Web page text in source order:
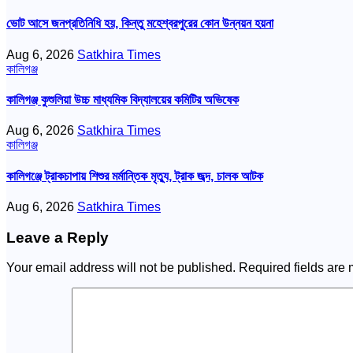
ভোট আসে জনপ্রতিনিধি হয়, কিন্তু মহেশ্বরপুরের কোন উন্নয়ন হয়না
Aug 6, 2026 Satkhira Times
কালিগঞ্জ
কালিগঞ্জ কুশুলিয়া উচ্চ মাধ্যমিক বিদ্যালয়ের কমিটির অভিষেক
Aug 6, 2026 Satkhira Times
কালিগঞ্জ
কালিগঞ্জে ট্রাকচাপায় শিশুর মর্মান্তিক মৃত্যু, ট্রাক জব্দ, চালক আটক
Aug 6, 2026 Satkhira Times
Leave a Reply
Your email address will not be published. Required fields are